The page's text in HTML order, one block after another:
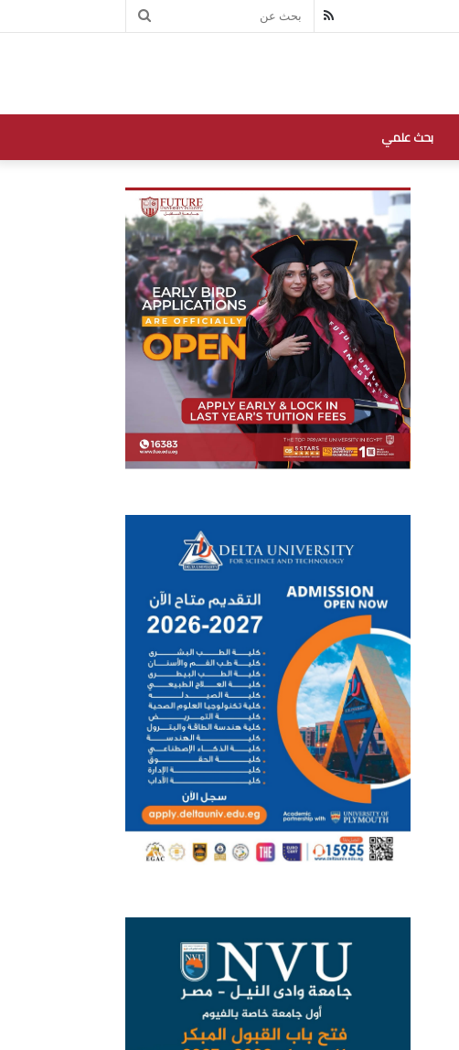
بحث RSS
بحث علمي